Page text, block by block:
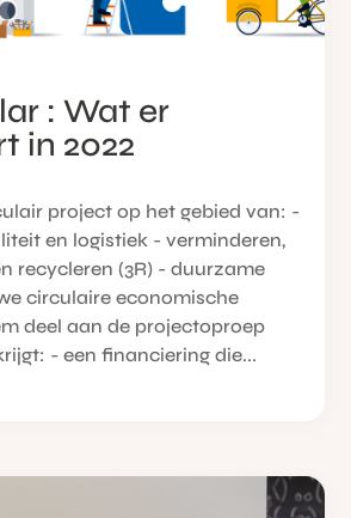
: Wat er
in 2022
project op het gebied van: -
en logistiek - verminderen,
recycleren (3R) - duurzame
circulaire economische
deel aan de projectoproep
- een financiering die...